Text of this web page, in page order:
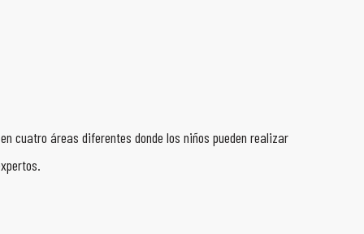
cuatro áreas diferentes donde los niños pueden realizar